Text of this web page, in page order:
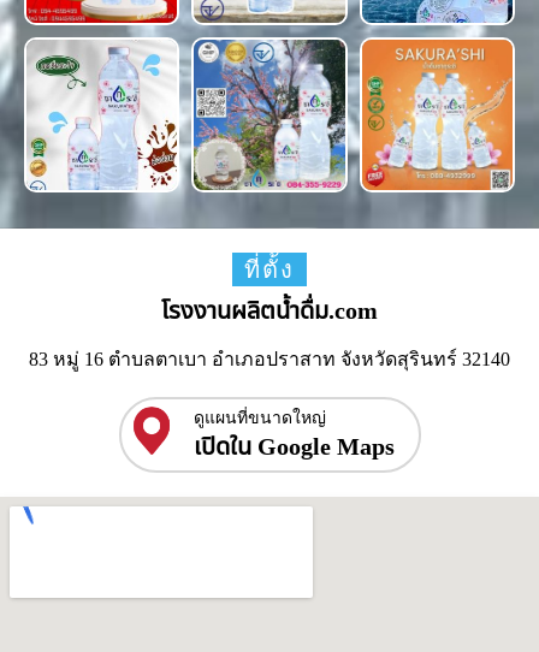
ที่ตั้ง
โรงงานผลิตน้ำดื่ม.com
83 หมู่ 16 ตำบลตาเบา อำเภอปราสาท จังหวัดสุรินทร์ 32140
ดูแผนที่ขนาดใหญ่
เปิดใน Google Maps